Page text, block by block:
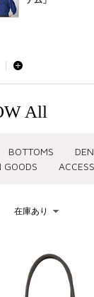
All
BOTTOMS
GOODS
在庫あり